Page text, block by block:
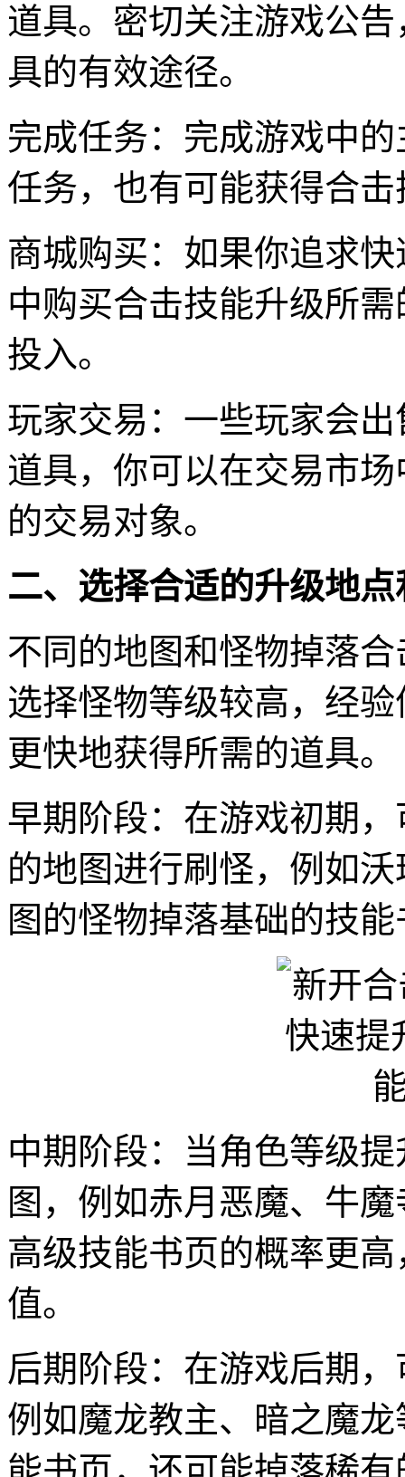
道具。密切关注游戏公
具的有效途径。
完成任务：完成游戏中
任务，也有可能获得合
商城购买：如果你追求
中购买合击技能升级所
投入。
玩家交易：一些玩家会
道具，你可以在交易市
的交易对象。
二、选择合适的升级地点
不同的地图和怪物掉落
选择怪物等级较高，经
更快地获得所需的道具。
早期阶段：在游戏初期
的地图进行刷怪，例如
图的怪物掉落基础的技
中期阶段：当角色等级
图，例如赤月恶魔、牛
高级技能书页的概率更
值。
后期阶段：在游戏后期
例如魔龙教主、暗之魔